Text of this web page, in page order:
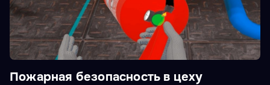
Пожарная безопасность в цеху